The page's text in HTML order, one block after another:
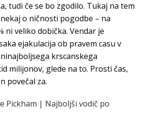
tudi če se bo zgodilo. Tukaj na tem
o ničnosti pogodbe – na
ni veliko dobička. Vendar je
ejakulacija ob pravem casu v
krscanskega
milijonov, glede na to. Prosti čas,
povečal za.
Pickham | Najboljši vodič po